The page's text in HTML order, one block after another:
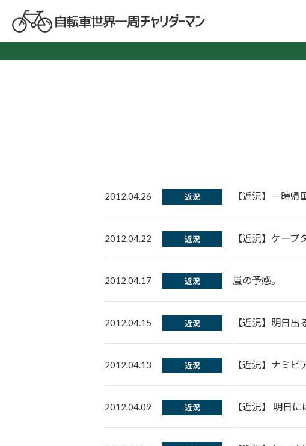
2012.04.26 近況 【近況】一時帰
2012.04.22 近況 【近況】ケー
2012.04.17 近況 嵐の予感。
2012.04.15 近況 【近況】明日出
2012.04.13 近況 【近況】ナミ
2012.04.09 近況 【近況】 明日に